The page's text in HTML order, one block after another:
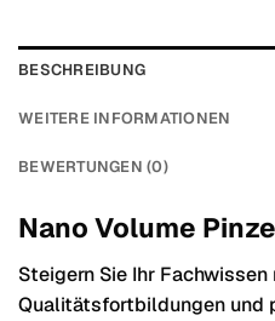
BESCHREIBUNG
WEITERE INFORMATIONEN
BEWERTUNGEN (0)
Nano Volume
Steigern Sie Ihr Fachwissen
Qualitätsfortbildungen und